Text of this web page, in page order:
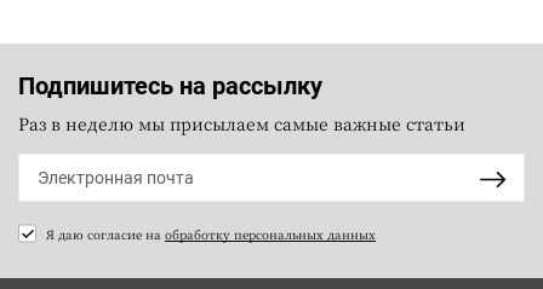
Подпишитесь на рассылку
Раз в неделю мы присылаем самые важные статьи
Я даю согласие на обработку персональных данных